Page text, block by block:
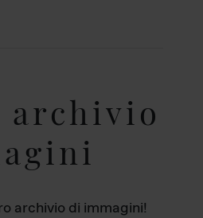
archivio
archivio di immagini!